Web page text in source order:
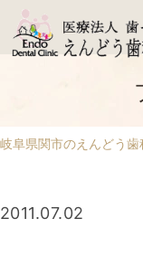
岐阜県関市のえんどう
2011.07.02